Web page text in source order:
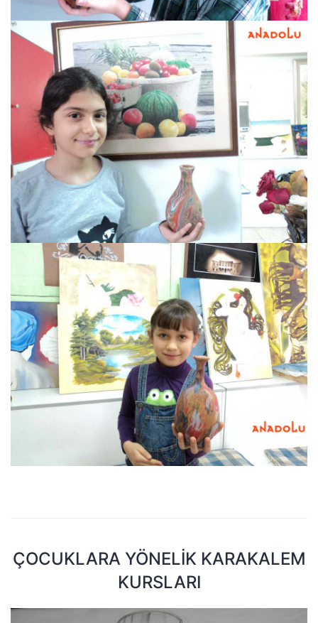
ÇOCUKLARA YÖNELIK KARAKALEM
KURSLARI